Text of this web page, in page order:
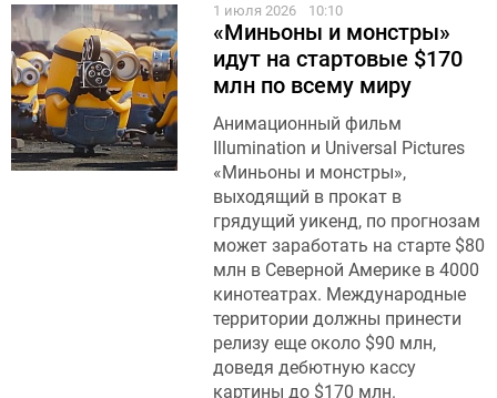
1 июля 2026 10:10
«Миньоны и монстры»
идут на стартовые $170
млн по всему миру
Анимационный фильм
Illumination и Universal Pictures
«Миньоны и монстры»,
выходящий в прокат в
грядущий уикенд, по прогнозам
может заработать на старте $80
млн в Северной Америке в 4000
кинотеатрах. Международные
территории должны принести
релизу еще около $90 млн,
доведя дебютную кассу
картины до $170 млн.